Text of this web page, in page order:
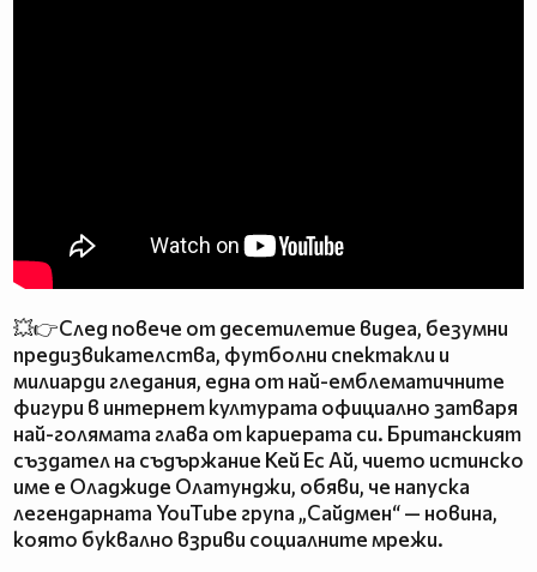
💥👉След повече от десетилетие видеа, безумни
предизвикателства, футболни спектакли и
милиарди гледания, една от най-емблематичните
фигури в интернет културата официално затваря
най-голямата глава от кариерата си. Британският
създател на съдържание Кей Ес Ай, чието истинско
име е Оладжиде Олатунджи, обяви, че напуска
легендарната YouTube група „Сайдмен“ — новина,
която буквално взриви социалните мрежи.